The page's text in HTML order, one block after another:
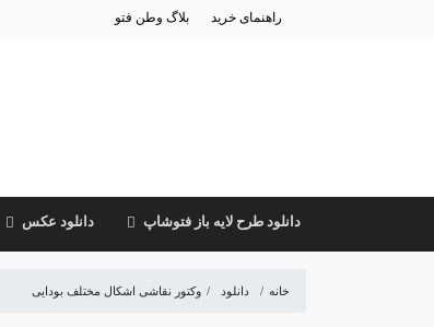
راهنمای خرید بلاگ وطن فتو
دانلود طرح لایه باز فتوشاپ دانلود عکس
خانه / دانلود / وکتور نقاشی اشکال مختلف بودایی